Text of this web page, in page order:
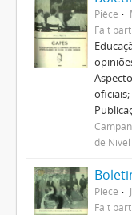
Pièce
Fait
oficiais;
de Nível
Pièce
Fait